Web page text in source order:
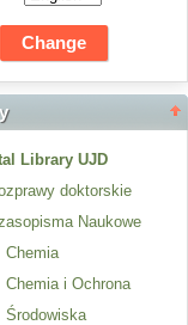
Library UJD
doktorskie
Naukowe
Chemia
Chemia i Ochrona
Środowiska